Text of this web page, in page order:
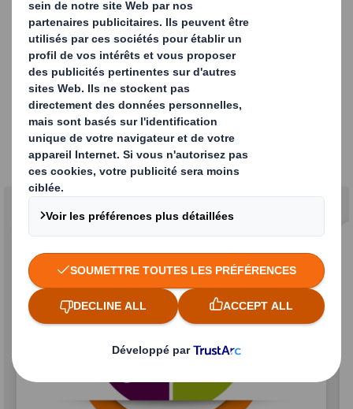
Découvrez nos autres
objectifs de stratégie de
développement durable
Aujourd’hui & Demain